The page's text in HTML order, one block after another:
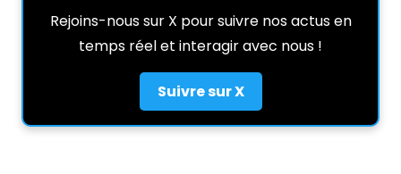
Rejoins-nous sur X pour suivre nos actus en
temps réel et interagir avec nous !
Suivre sur X